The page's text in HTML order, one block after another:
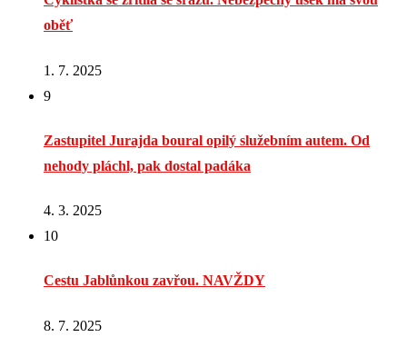
oběť
1. 7. 2025
9
Zastupitel Jurajda boural opilý služebním autem. Od
nehody pláchl, pak dostal padáka
4. 3. 2025
10
Cestu Jablůnkou zavřou. NAVŽDY
8. 7. 2025